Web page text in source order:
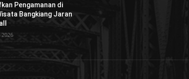
Pengamanan di
Bangkiang Jaran